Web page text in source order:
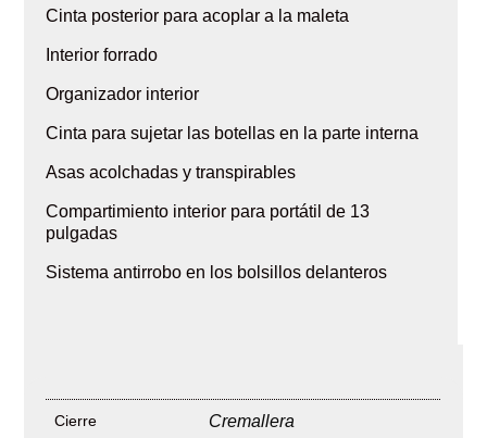
Cinta posterior para acoplar a la maleta
Interior forrado
Organizador interior
Cinta para sujetar las botellas en la parte interna
Asas acolchadas y transpirables
Compartimiento interior para portátil de 13
pulgadas
Sistema antirrobo en los bolsillos delanteros
Cierre Cremallera